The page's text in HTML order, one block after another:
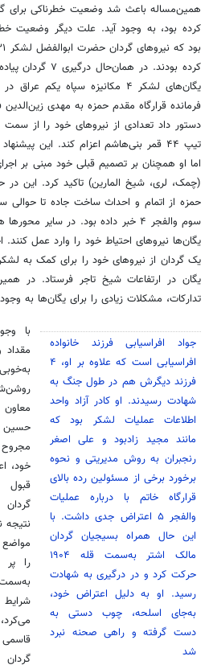
کرده بود، به وجود آید. علت دیگر وضعیت
یگان‌های لشکر ۴ مکانیزه سپاه
دستور داد تعدادی از نیروهای خود را از
تیپ ۴۴ قمر بنی‌هاشم اعزام کند. این
اما او همچنان بر تصمیم قبلی خود مبنی بر
(چمک، لری، شیخ المارین) تاکید کرد. این در
سوم والفجر ۴ خبر داده بود. در
یگان در ارتفاعات شیخ تاجر فرستاد. در
تدارکات، مشکلات زیادی را برای یگان‌ها به
جواد افراسیابی فرزند خانواده
افراسیابی است که علاوه بر او، ۴
فرزند دیگرش هم در طول جنگ به
شهادت رسیدند. او کادر آزاد واحد
اطلاعات عملیات لشکر بود که
مانند مجید زادبود و علی اصغر
رنجبران به روش مدیریتی و نحوه
برخورد برخی از مسئولین رده بالای
قرارگاه خاتم با درباره عملیات
والفجر ۵ اعتراض جدی داشت. با
این حال همراه بسیجیان گردان
مالک اشتر به‌سمت قله ۱۹۰۴
حرکت کرد و در درگیری به شهادت
رسید. او به دلیل اعتراض خود،
به‌جای اسلحه، چوب دستی به
دست گرفته و راهی صحنه نبرد
شد
با
حسین
خود،
قبول
نتیجه
مواضع
را پر